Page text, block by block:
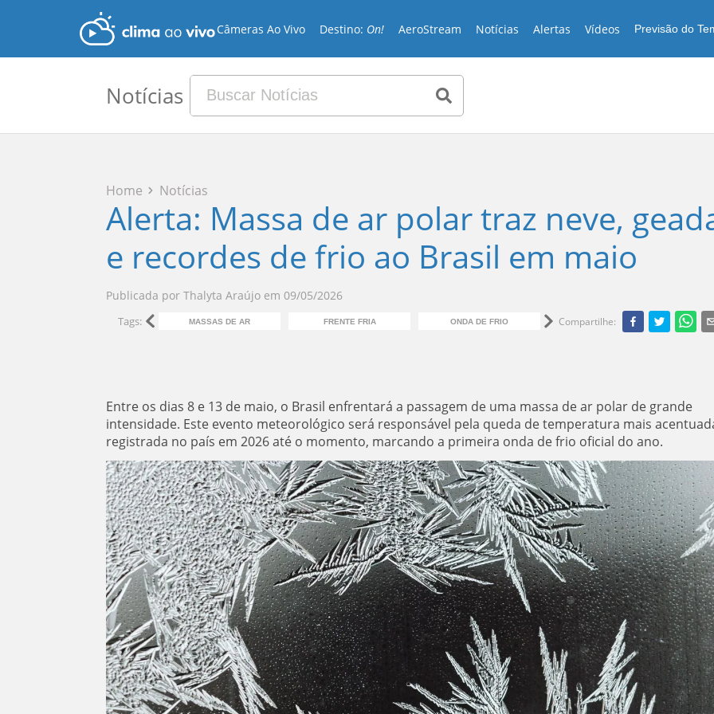
Câmeras Ao Vivo Destino: On! AeroStream Notícias Alertas Vídeos Previsão do
Notícias
Home Notícias
Alerta: Massa de ar polar traz neve,
e recordes de frio ao Brasil em maio
Publicada por Thalyta Araújo em 09/05/2026
Tags: MASSAS DE AR FRENTE FRIA ONDA DE FRIO GEADA
Compartilhe:
Entre os dias 8 e 13 de maio, o Brasil enfrentará a passagem de uma massa de ar polar de grande
intensidade. Este evento meteorológico será responsável pela queda de temperatura mais
registrada no país em 2026 até o momento, marcando a primeira onda de frio oficial do ano.